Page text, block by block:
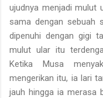
ujudnya menjadi mulut
sama dengan sebuah
dipenuhi dengan gigi
mulut ular itu
Ketika Musa
mengerikan itu, ia lari
jauh hingga ia merasa